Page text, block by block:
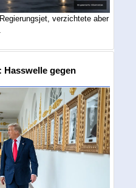
verzichtete aber
Hasswelle gegen